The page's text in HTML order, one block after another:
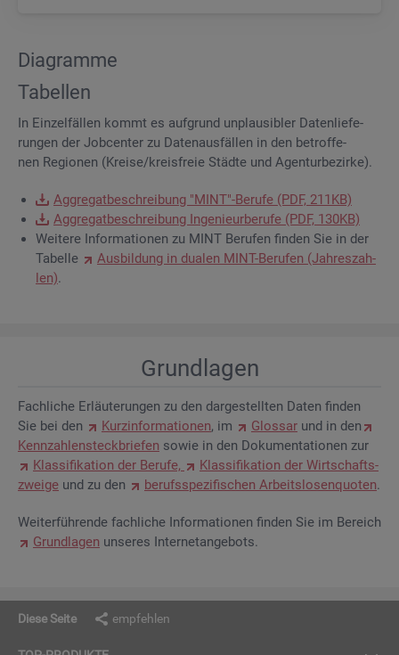
Dia­gram­me
Ta­bel­len
In Ein­zel­fäl­len kommt es auf­grund un­plau­si­bler Da­ten­lie­fe­
run­gen der Job­cen­ter zu Da­ten­aus­fäl­len in den be­trof­fe­
nen Re­gio­nen (Krei­se/kreis­freie Städ­te und Agen­tur­be­zir­ke).
Ag­gre­gat­be­schrei­bung "MINT"-Be­ru­fe (PDF, 211KB)
Ag­gre­gat­be­schrei­bung In­ge­nieur­be­ru­fe (PDF, 130KB)
Wei­te­re In­for­ma­tio­nen zu MINT Be­ru­fen fin­den Sie in der
Ta­bel­le
Aus­bil­dung in dua­len MINT-Be­ru­fen (Jah­res­zah­
len).
Grund­la­gen
Fach­li­che Er­läu­te­run­gen zu den dar­ge­stell­ten Daten fin­den
Sie bei den
Kurz­in­for­ma­tio­nen, im Glos­sar und in den
Kenn­zah­len­steck­brie­fen sowie in den Do­ku­men­ta­tio­nen zur
Klas­si­fi­ka­ti­on der Be­ru­fe,
Klas­si­fi­ka­ti­on der Wirt­schafts­
zwei­ge und zu den be­rufs­spe­zi­fi­schen Ar­beits­lo­sen­quo­ten.
Wei­ter­füh­ren­de fach­li­che In­for­ma­tio­nen fin­den Sie im Be­reich
Grund­la­gen un­se­res In­ter­net­an­ge­bots.
Diese Seite empfehlen